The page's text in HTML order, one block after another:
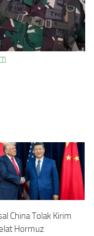
China Tolak Kirim
Hormuz